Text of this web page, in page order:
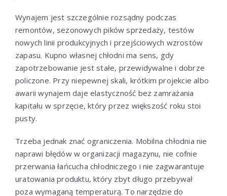
Wynajem jest szczególnie rozsądny podczas
remontów, sezonowych pików sprzedaży, testów
nowych linii produkcyjnych i przejściowych wzrostów
zapasu. Kupno własnej chłodni ma sens, gdy
zapotrzebowanie jest stałe, przewidywalne i dobrze
policzone. Przy niepewnej skali, krótkim projekcie albo
awarii wynajem daje elastyczność bez zamrażania
kapitału w sprzęcie, który przez większość roku stoi
pusty.
Trzeba jednak znać ograniczenia. Mobilna chłodnia nie
naprawi błędów w organizacji magazynu, nie cofnie
przerwania łańcucha chłodniczego i nie zagwarantuje
uratowania produktu, który zbyt długo przebywał
poza wymaganą temperaturą. To narzędzie do